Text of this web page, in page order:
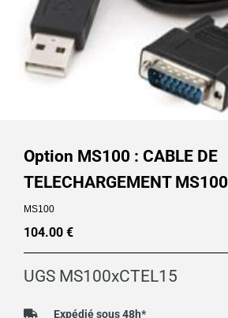
Option MS100 : CABLE DE
TELECHARGEMENT MS100
MS100
104.00 €
UGS MS100xCTEL15
Expédié sous 48h*